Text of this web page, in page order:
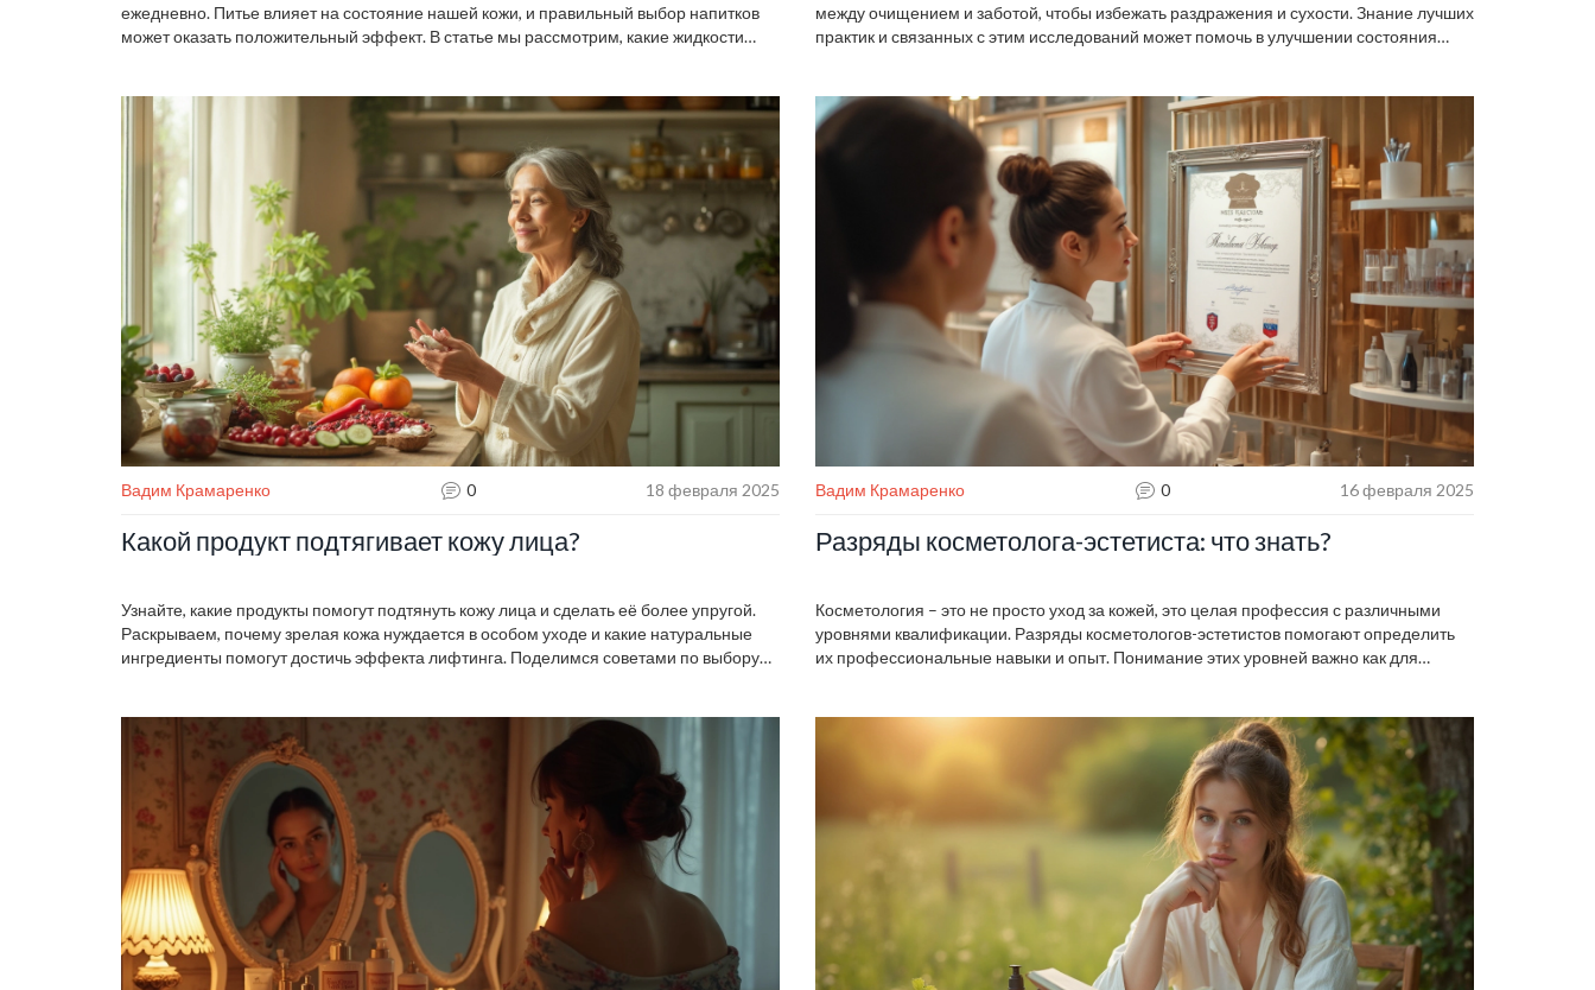
ежедневно. Питье влияет на состояние нашей кожи, и правильный выбор напитков
может оказать положительный эффект. В статье мы рассмотрим, какие жидкости
между очищением и заботой, чтобы избежать раздражения и сухости. Знание лучших
практик и связанных с этим исследований может помочь в улучшении состояния
Вадим Крамаренко 0 18 февраля 2025
Какой продукт подтягивает кожу лица?
Узнайте, какие продукты помогут подтянуть кожу лица и сделать её более упругой.
Раскрываем, почему зрелая кожа нуждается в особом уходе и какие натуральные
ингредиенты помогут достичь эффекта лифтинга. Поделимся советами по выбору
рекомендациями.
Вадим Крамаренко 0 16 февраля 2025
Разряды косметолога-эстетиста: что знать?
Косметология – это не просто уход за кожей, это целая профессия с различными
уровнями квалификации. Разряды косметологов-эстетистов помогают определить
их профессиональные навыки и опыт. Понимание этих уровней важно как для